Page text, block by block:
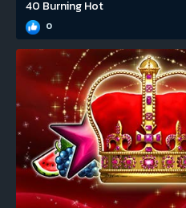
40 Burning Hot
0